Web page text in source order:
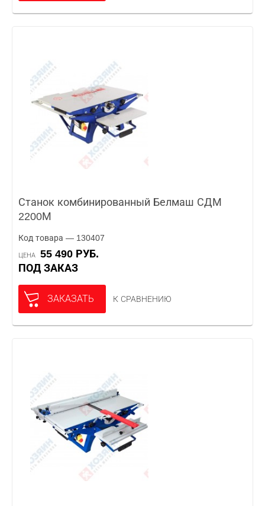
Станок комбинированный Белмаш СДМ
2200М
Код товара — 130407
ЦЕНА
55 490 РУБ.
ПОД ЗАКАЗ
ЗАКАЗАТЬ К СРАВНЕНИЮ